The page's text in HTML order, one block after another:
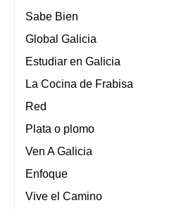
Sabe Bien
Global Galicia
Estudiar en Galicia
La Cocina de Frabisa
Red
Plata o plomo
Ven A Galicia
Enfoque
Vive el Camino